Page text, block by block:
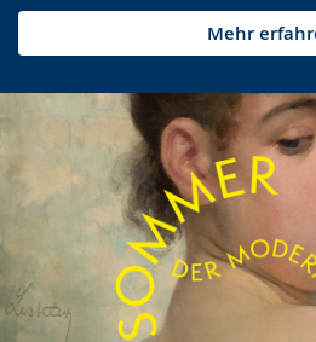
Mehr